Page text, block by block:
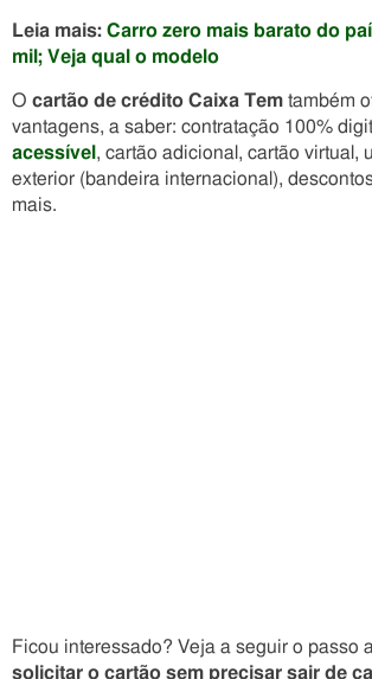
Leia mais: Carro zero mais barato do
mil; Veja qual o modelo
O cartão de crédito Caixa Tem também
vantagens, a saber: contratação 100%
acessível , cartão adicional, cartão virtual,
exterior (bandeira internacional),
mais.
Ficou interessado? Veja a seguir o passo
solicitar o cartão sem precisar sair de